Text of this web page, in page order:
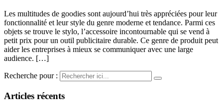
Les multitudes de goodies sont aujourd’hui très appréciées pour leur
fonctionnalité et leur style du genre moderne et tendance. Parmi ces
objets se trouve le stylo, l’accessoire incontournable qui se vend à
petit prix pour un outil publicitaire durable. Ce genre de produit peut
aider les entreprises à mieux se communiquer avec une large
audience. […]
Recherche pour :
Articles récents